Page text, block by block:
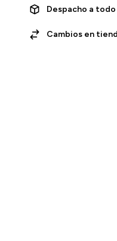
Despacho a
Cambios en